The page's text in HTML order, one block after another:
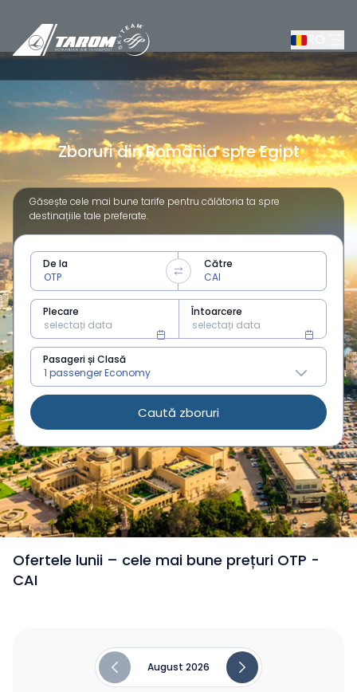
Zboruri din România spre Egipt
Găsește cele mai bune tarife pentru călătoria ta spre
destinațiile tale preferate.
De la Către
Plecare Întoarcere
Pasageri și Clasă
Caută zboruri
/Zboruri din România spre Egipt
Ofertele lunii – cele mai bune prețuri OTP -
CAI
August 2026